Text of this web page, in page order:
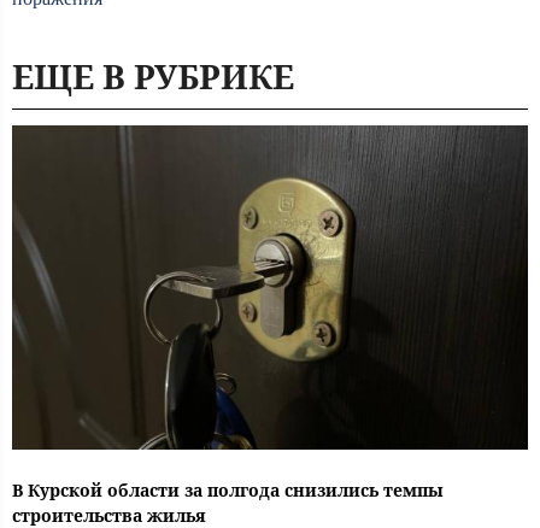
ЕЩЕ В РУБРИКЕ
В Курской области за полгода снизились темпы
строительства жилья